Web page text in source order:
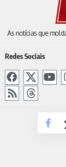
As notícias que
Redes Sociais